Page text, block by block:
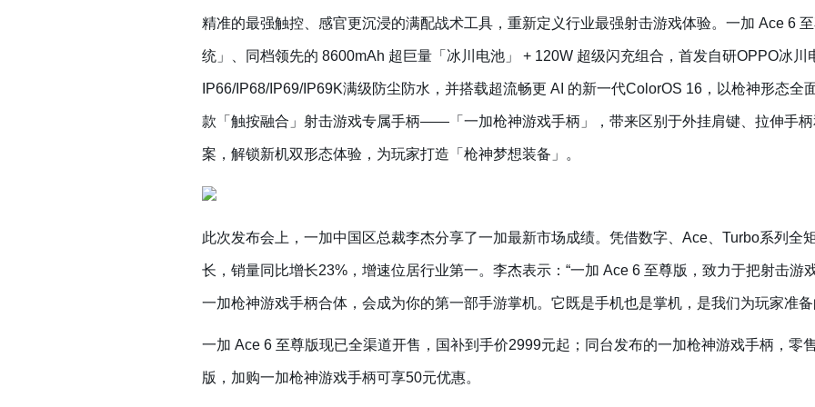
精准的最强触控、感官更沉浸的满配战术工具，重新定义行业最强射击游戏体验。一加 Ace 6
统」、同档领先的 8600mAh 超巨量「冰川电池」 + 120W 超级闪充组合，首发自研OPPO冰川
IP66/IP68/IP69/IP69K满级防尘防水，并搭载超流畅更 AI 的新一代ColorOS 16，以枪神形态全
款「触按融合」射击游戏专属手柄——「一加枪神游戏手柄」，带来区别于外挂肩键、拉伸手
案，解锁新机双形态体验，为玩家打造「枪神梦想装备」。
此次发布会上，一加中国区总裁李杰分享了一加最新市场成绩。凭借数字、Ace、Turbo系列全
长，销量同比增长23%，增速位居行业第一。李杰表示：“一加 Ace 6 至尊版，致力于把射击游
一加枪神游戏手柄合体，会成为你的第一部手游掌机。它既是手机也是掌机，是我们为玩家准
一加 Ace 6 至尊版现已全渠道开售，国补到手价2999元起；同台发布的一加枪神游戏手柄，零
版，加购一加枪神游戏手柄可享50元优惠。